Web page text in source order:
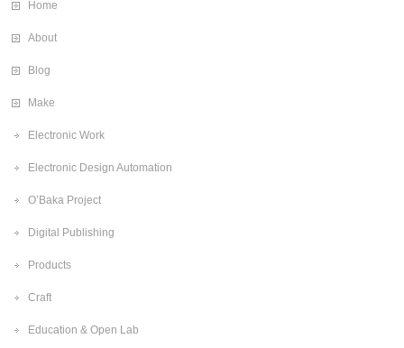
Home
About
Blog
Make
Electronic Work
Electronic Design Automation
O’Baka Project
Digital Publishing
Products
Craft
Education & Open Lab